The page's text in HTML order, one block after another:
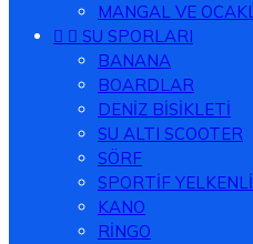
MANGAL VE
  SU SPORLARI
BANANA
BOARDLAR
DENİZ BİSİKLETİ
SU ALTI SCOOTER
SÖRF
SPORTİF YELKENLİ
KANO
RİNGO